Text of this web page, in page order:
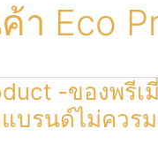
า Eco
-ของพรีเ
บรนด์ไม่ควร